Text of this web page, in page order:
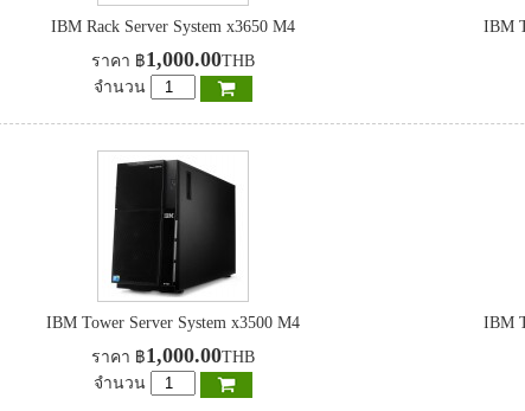
IBM Rack Server System x3650 M4
ราคา ฿1,000.00THB
จำนวน
IBM
IBM Tower Server System x3500 M4
ราคา ฿1,000.00THB
จำนวน
IBM